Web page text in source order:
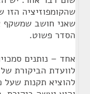
שהקומפוזיציה
שאני חושב שמשקף
הסדר פשוט.
אחד – נותנים
לוועדת הביקורת
להוציא תקנות שעל